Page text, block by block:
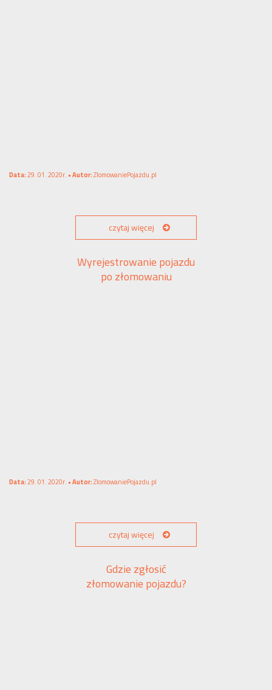
Data:29. 01. 2020r. •Autor:ZlomowaniePojazdu.pl
czytaj więcej
Wyrejestrowanie pojazdu
po złomowaniu
Data:29. 01. 2020r. •Autor:ZlomowaniePojazdu.pl
czytaj więcej
Gdzie zgłosić
złomowanie pojazdu?